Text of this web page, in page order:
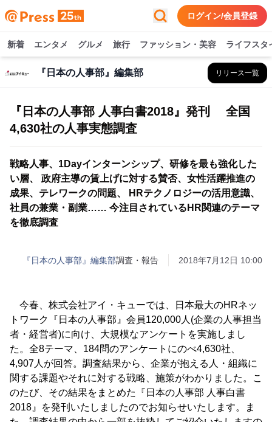
ログイン/会員登録
新着 エンタメ グルメ 旅行 ファッション・美容 ライフスタ
『日本の人事部』編集部 リリース一覧
『日本の人事部 人事白書2018』発刊 全国
4,630社の人事実態調査
戦略人事、1Dayインターンシップ、研修を最も強化した
い層、 政府主導の賃上げに対する賛否、女性活躍推進の
成果、テレワークの問題、 HRテクノロジーの活用意識、
社員の兼業・副業…… 今注目されているHR関連のテーマ
を徹底調査
『日本の人事部』編集部調査・報告 2018年7月12日 10:00
今春、株式会社アイ・キューでは、日本最大のHRネッ
トワーク『日本の人事部』会員120,000人(企業の人事担当
者・経営者)に向け、大規模なアンケートを実施しまし
た。全8テーマ、184問のアンケートにのべ4,630社、
4,907人が回答。調査結果から、企業が抱える人・組織に
関する課題やそれに対する戦略、施策がわかりました。こ
のたび、その結果をまとめた『日本の人事部 人事白書
2018』を発刊いたしましたのでお知らせいたします。ま